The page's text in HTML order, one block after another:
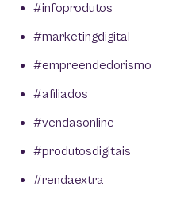
#infoprodutos
#marketingdigital
#empreendedorismo
#afiliados
#vendasonline
#produtosdigitais
#rendaextra